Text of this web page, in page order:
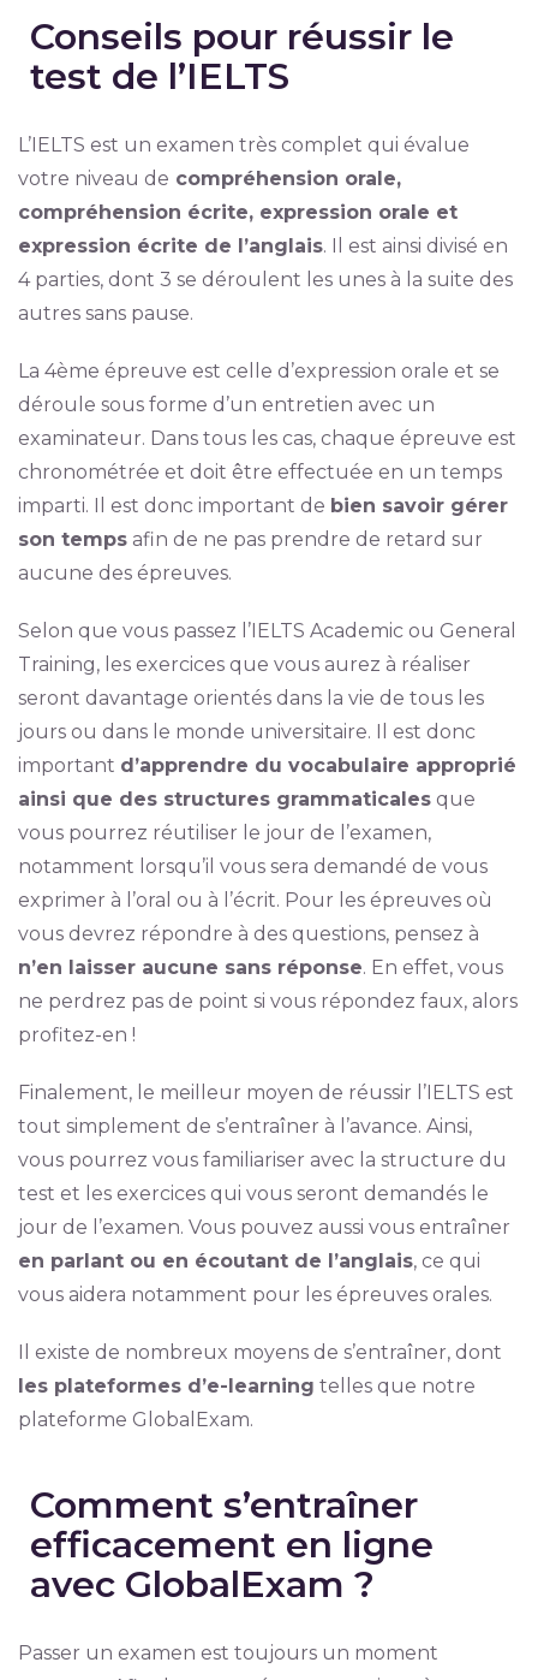
Conseils pour réussir le
test de l’IELTS
L’IELTS est un examen très complet qui évalue
votre niveau de compréhension orale,
compréhension écrite, expression orale et
expression écrite de l’anglais. Il est ainsi divisé en
4 parties, dont 3 se déroulent les unes à la suite des
autres sans pause.
La 4ème épreuve est celle d’expression orale et se
déroule sous forme d’un entretien avec un
examinateur. Dans tous les cas, chaque épreuve est
chronométrée et doit être effectuée en un temps
imparti. Il est donc important de bien savoir gérer
son tempsafin de ne pas prendre de retard sur
aucune des épreuves.
Selon que vous passez l’IELTS Academic ou General
Training, les exercices que vous aurez à réaliser
seront davantage orientés dans la vie de tous les
jours ou dans le monde universitaire. Il est donc
important d’apprendre du vocabulaire approprié
ainsi que des structures grammaticalesque
vous pourrez réutiliser le jour de l’examen,
notamment lorsqu’il vous sera demandé de vous
exprimer à l’oral ou à l’écrit. Pour les épreuves où
vous devrez répondre à des questions, pensez à
n’en laisser aucune sans réponse. En effet, vous
ne perdrez pas de point si vous répondez faux, alors
profitez-en !
Finalement, le meilleur moyen de réussir l’IELTS est
tout simplement de s’entraîner à l’avance. Ainsi,
vous pourrez vous familiariser avec la structure du
test et les exercices qui vous seront demandés le
jour de l’examen. Vous pouvez aussi vous entraîner
en parlant ou en écoutant de l’anglais, ce qui
vous aidera notamment pour les épreuves orales.
Il existe de nombreux moyens de s’entraîner, dont
les plateformes d’e-learning telles que notre
plateforme GlobalExam.
Comment s’entraîner
efficacement en ligne
avec GlobalExam ?
Passer un examen est toujours un moment